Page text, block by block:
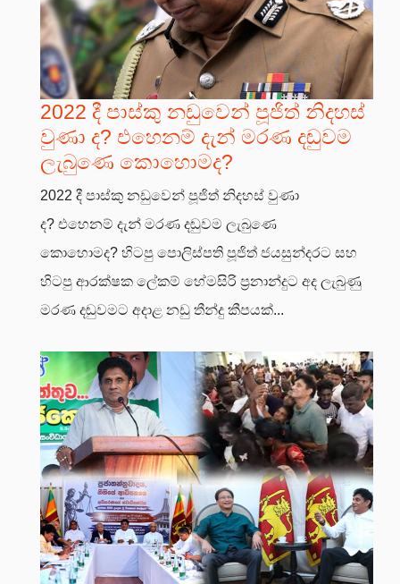
2022 දී පාස්කු නඩුවෙන් පූජිත් නිදහස්
වුණා ද? එහෙනම් දැන් මරණ දඬුවම
ලැබුණෙ කොහොමද?
2022 දී පාස්කු නඩුවෙන් පූජිත් නිදහස් වුණා
ද? එහෙනම් දැන් මරණ දඬුවම ලැබුණෙ
කොහොමද? හිටපු පොලිස්පති පූජිත් ජයසුන්දරට සහ
හිටපු ආරක්ෂක ලේකම් හේමසිරි ප්‍රනාන්දුට අද ලැබුණු
මරණ දඬුවමට අදාළ නඩු තීන්දු කීපයක්...